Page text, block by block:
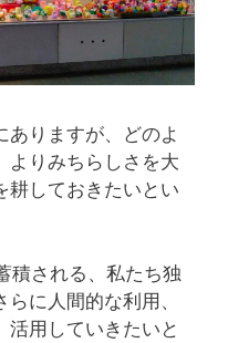
りますが、どのよ
よりみちらしさを大
耕しておきたいとい
積される、私たち独
に人間的な利用、
活用していきたいと